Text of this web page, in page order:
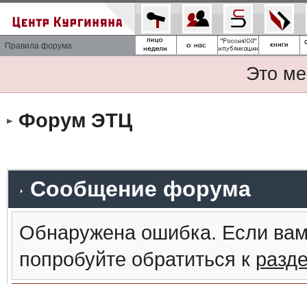
Правила форума
Это
Форум ЭТЦ
Сообщение форума
Обнаружена ошибка. Если
попробуйте обратиться к